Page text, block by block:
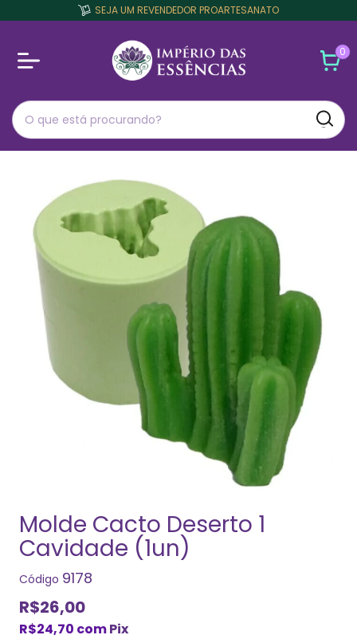
SEJA UM REVENDEDOR PROARTESANATO
0
Molde Cacto Deserto 1
Cavidade (1un)
Código 9178
R$26,00
R$24,70 comPix